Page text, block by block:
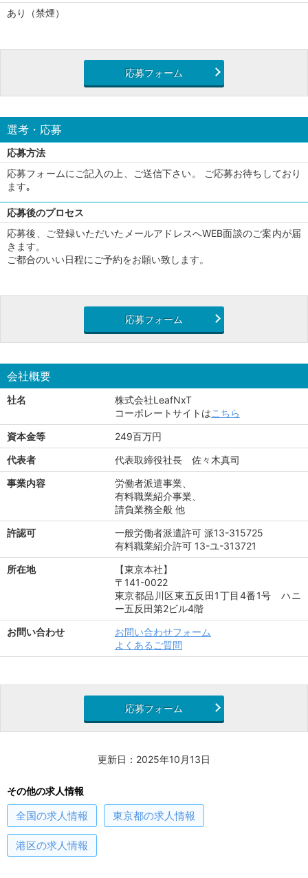
あり（禁煙）
応募フォーム
選考・応募
応募方法
応募フォームにご記入の上、ご送信下さい。 ご応募お待ちしており
ます｡
応募後のプロセス
応募後、ご登録いただいたメールアドレスへWEB面談のご案内が届
きます。
ご都合のいい日程にご予約をお願い致します。
応募フォーム
会社概要
社名
株式会社LeafNxT
コーポレートサイトはこちら
資本金等
249百万円
代表者
代表取締役社長 佐々木真司
事業内容
労働者派遣事業、
有料職業紹介事業、
請負業務全般 他
許認可
一般労働者派遣許可 派13-315725
有料職業紹介許可 13-ユ-313721
所在地
【東京本社】
〒141-0022
東京都品川区東五反田1丁目4番1号 ハニ
ー五反田第2ビル4階
お問い合わせ
お問い合わせフォーム
よくあるご質問
応募フォーム
更新日：2025年10月13日
その他の求人情報
全国の求人情報 東京都の求人情報
港区の求人情報